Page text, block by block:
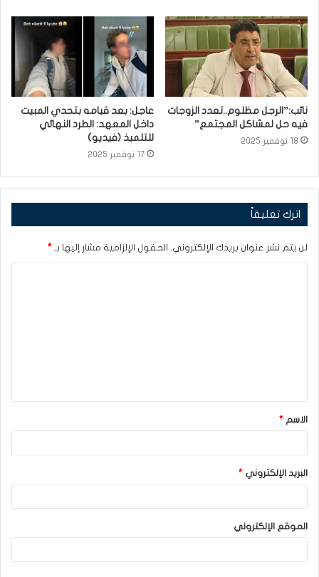
نائب:”الرجل مظلوم..تعدد الزوجات
فيه حل لمشاكل المجتمع”
18 نوفمبر 2025
عاجل: بعد قيامه بتحدي المبيت
داخل المعهد: الطرد النهائي
للتلميذ (فيديو)
17 نوفمبر 2025
اترك تعليقاً
لن يتم نشر عنوان بريدك الإلكتروني. الحقول الإلزامية مشار إليها بـ *
ق
*الاسم *
البريد الإلكتروني *
الموقع الإلكتروني